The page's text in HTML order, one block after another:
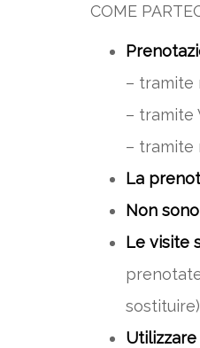
COME
– tramite
– tramite
– tramite
La
Non
Le visite
sostituire)